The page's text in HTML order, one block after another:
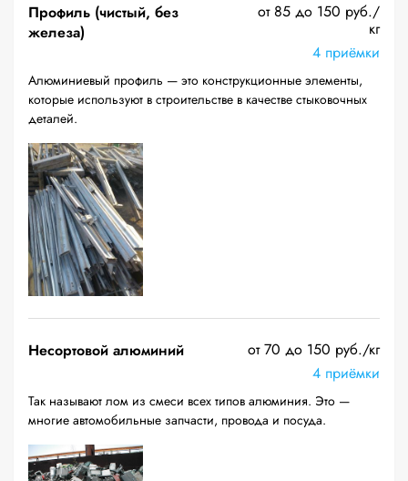
Профиль (чистый, без
железа)
от 85 до 150 руб./
кг
4 приёмки
Алюминиевый профиль — это конструкционные элементы,
которые используют в строительстве в качестве стыковочных
деталей.
Несортовой алюминий
от 70 до 150 руб./кг
4 приёмки
Так называют лом из смеси всех типов алюминия. Это —
многие автомобильные запчасти, провода и посуда.